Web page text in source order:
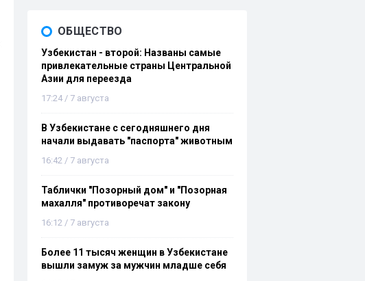
ОБЩЕСТВО
Узбекистан - второй: Названы самые
привлекательные страны Центральной
Азии для переезда
17:24 / 7 августа
В Узбекистане с сегодняшнего дня
начали выдавать "паспорта" животным
16:42 / 7 августа
Таблички "Позорный дом" и "Позорная
махалля" противоречат закону
16:12 / 7 августа
Более 11 тысяч женщин в Узбекистане
вышли замуж за мужчин младше себя